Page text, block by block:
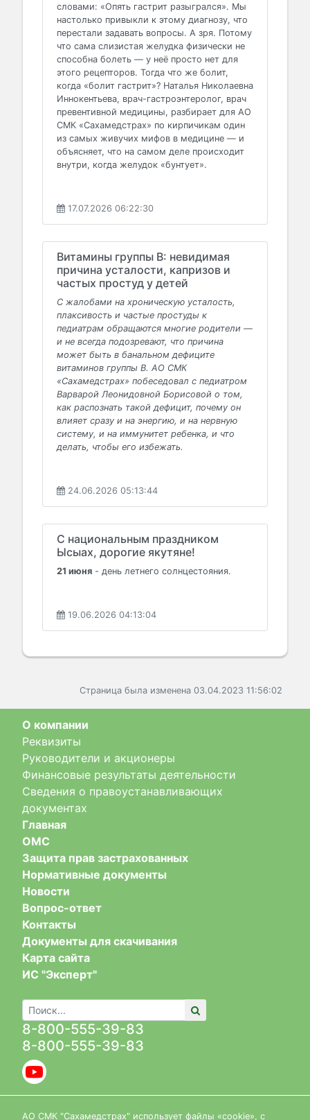
словами: «Опять гастрит разыгрался». Мы
настолько привыкли к этому диагнозу, что
перестали задавать вопросы. А зря. Потому
что сама слизистая желудка физически не
способна болеть — у неё просто нет для
этого рецепторов. Тогда что же болит,
когда «болит гастрит»? Наталья Николаевна
Иннокентьева, врач-гастроэнтеролог, врач
превентивной медицины, разбирает для АО
СМК «Сахамедстрах» по кирпичикам один
из самых живучих мифов в медицине — и
объясняет, что на самом деле происходит
внутри, когда желудок «бунтует».
17.07.2026 06:22:30
Витамины группы В: невидимая
причина усталости, капризов и
частых простуд у детей
С жалобами на хроническую усталость,
плаксивость и частые простуды к
педиатрам обращаются многие родители —
и не всегда подозревают, что причина
может быть в банальном дефиците
витаминов группы В. АО СМК
«Сахамедстрах» побеседовал с педиатром
Варварой Леонидовной Борисовой о том,
как распознать такой дефицит, почему он
влияет сразу и на энергию, и на нервную
систему, и на иммунитет ребенка, и что
делать, чтобы его избежать.
24.06.2026 05:13:44
С национальным праздником
Ысыах, дорогие якутяне!
21 июня - день летнего солнцестояния.
19.06.2026 04:13:04
Страница была изменена 03.04.2023 11:56:02
О компании
Реквизиты
Руководители и акционеры
Финансовые результаты деятельности
Сведения о правоустанавливающих
документах
Главная
ОМС
Защита прав застрахованных
Нормативные документы
Новости
Вопрос-ответ
Контакты
Документы для скачивания
Карта сайта
ИС "Эксперт"
8-800-555-39-83
8-800-555-39-83
АО СМК "Сахамедстрах" использует файлы «cookie», с